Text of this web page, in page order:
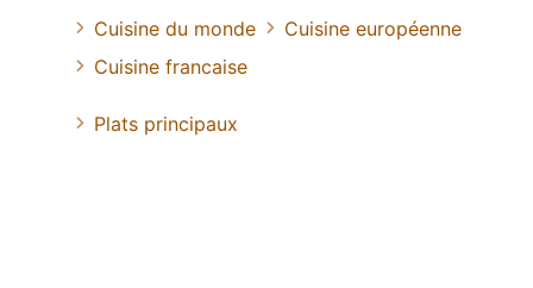
Cuisine du monde
Cuisine européenne
Cuisine francaise
Plats principaux